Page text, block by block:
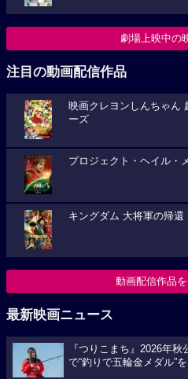
劇場上映中の
注目の動画配信作品
映画クレヨンしんちゃん
ーズ
プロジェクト・ヘイル・
キングダム 大将軍の帰還
動画配信作品
最新映画ニュース
『つりこまち』2026年
で“釣りで五輪金メダル”